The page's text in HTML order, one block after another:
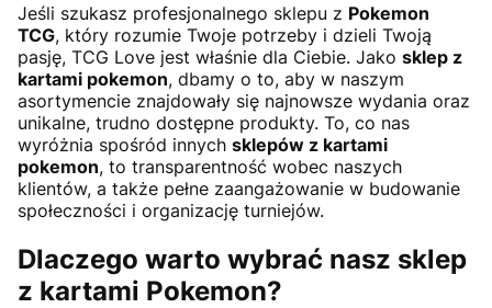
Jeśli szukasz profesjonalnego sklepu z Pokemon
TCG, który rozumie Twoje potrzeby i dzieli Twoją
pasję, TCG Love jest właśnie dla Ciebie. Jako sklep z
kartami pokemon, dbamy o to, aby w naszym
asortymencie znajdowały się najnowsze wydania oraz
unikalne, trudno dostępne produkty. To, co nas
wyróżnia spośród innych sklepów z kartami
pokemon, to transparentność wobec naszych
klientów, a także pełne zaangażowanie w budowanie
społeczności i organizację turniejów.
Dlaczego warto wybrać nasz sklep
z kartami Pokemon?